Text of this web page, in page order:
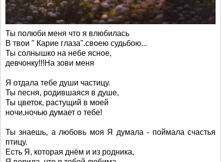
Ты полюби меня что я влюбилась
В твои " Карие глаза".своею судьбою...
Ты солнышко на небе ясное,
девчонку!!!На зови меня
Я отдала тебе души частицу.
Ты песня, родившаяся в душе,
Ты цветок, растущий в моей
ночи,ночью думает о тебе!
Ты знаешь, а любовь моя Я думала - поймала счастья
птицу.
Есть Я, которая днём и из родника,